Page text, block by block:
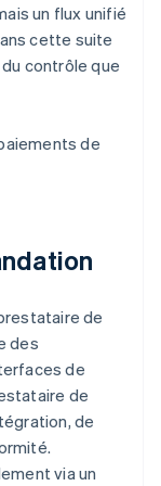
un flux unifié
cette suite
contrôle que
de
de
des
de
de
de
via un